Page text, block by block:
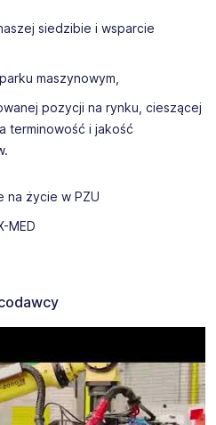
siedzibie i wsparcie
maszynowym,
pozycji na rynku, cieszącej
terminowość i jakość
na życie w PZU
MED